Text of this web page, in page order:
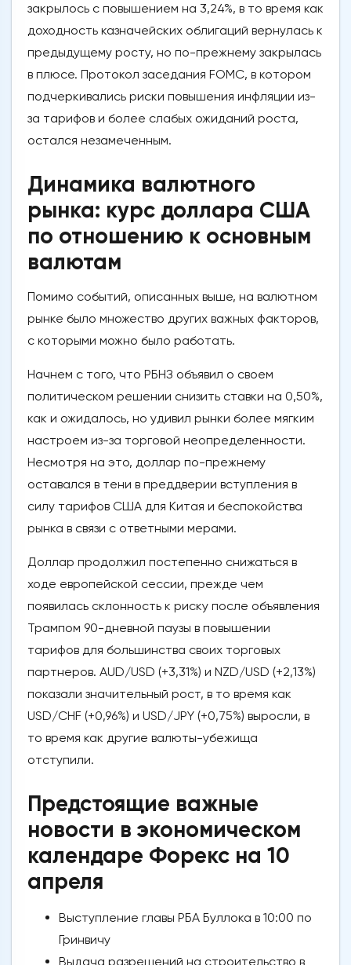
закрылось с повышением на 3,24%, в то время как
доходность казначейских облигаций вернулась к
предыдущему росту, но по-прежнему закрылась
в плюсе. Протокол заседания FOMC, в котором
подчеркивались риски повышения инфляции из-
за тарифов и более слабых ожиданий роста,
остался незамеченным.
Динамика валютного
рынка: курс доллара США
по отношению к основным
валютам
Помимо событий, описанных выше, на валютном
рынке было множество других важных факторов,
с которыми можно было работать.
Начнем с того, что РБНЗ объявил о своем
политическом решении снизить ставки на 0,50%,
как и ожидалось, но удивил рынки более мягким
настроем из-за торговой неопределенности.
Несмотря на это, доллар по-прежнему
оставался в тени в преддверии вступления в
силу тарифов США для Китая и беспокойства
рынка в связи с ответными мерами.
Доллар продолжил постепенно снижаться в
ходе европейской сессии, прежде чем
появилась склонность к риску после объявления
Трампом 90-дневной паузы в повышении
тарифов для большинства своих торговых
партнеров. AUD/USD (+3,31%) и NZD/USD (+2,13%)
показали значительный рост, в то время как
USD/CHF (+0,96%) и USD/JPY (+0,75%) выросли, в
то время как другие валюты-убежища
отступили.
Предстоящие важные
новости в экономическом
календаре Форекс на 10
апреля
Выступление главы РБА Буллока в 10:00 по
Гринвичу
Выдача разрешений на строительство в